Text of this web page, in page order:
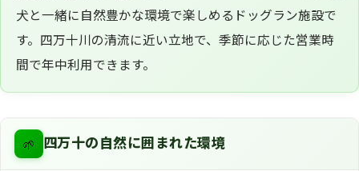
犬と一緒に自然豊かな環境で楽しめるドッグラン施設で
す。四万十川の清流に近い立地で、季節に応じた営業時
間で年中利用できます。
🌱 四万十の自然に囲まれた環境